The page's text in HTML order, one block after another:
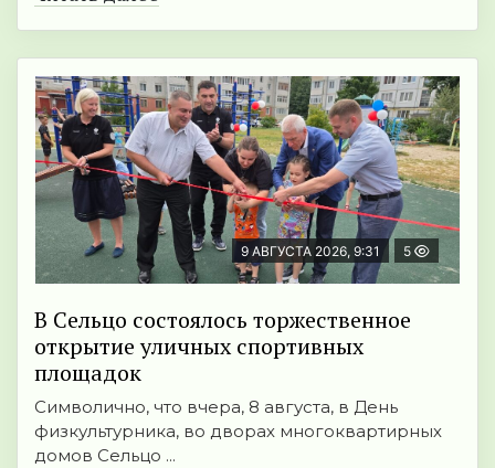
9 АВГУСТА 2026, 9:31 5
В Сельцо состоялось торжественное
открытие уличных спортивных
площадок
Символично, что вчера, 8 августа, в День
физкультурника, во дворах многоквартирных
домов Сельцо ...